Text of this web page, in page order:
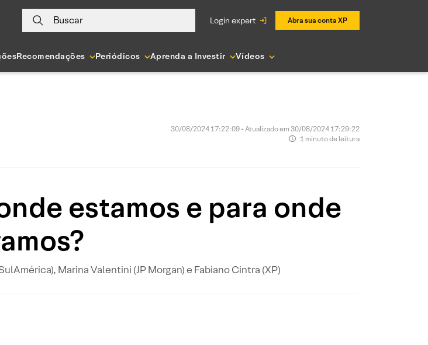
Buscar login expert Abra sua conta XP
Recomendações Periódicos Aprenda a Investir Vídeos
30/08/2024 17:22:09 • Atualizado em 30/08/2024 17:29:22
1 minuto de leitura
estamos e para onde
Marina Valentini (JP Morgan) e Fabiano Cintra (XP)